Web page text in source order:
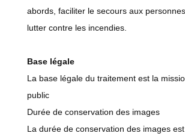
abords, faciliter le secours aux
lutter contre les incendies.
Base légale
La base légale du traitement est la
public
Durée de conservation des images
La durée de conservation des images